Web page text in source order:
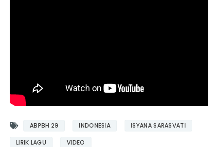
ABPBH 29 INDONESIA ISYANA SARASVATI
LIRIK LAGU VIDEO